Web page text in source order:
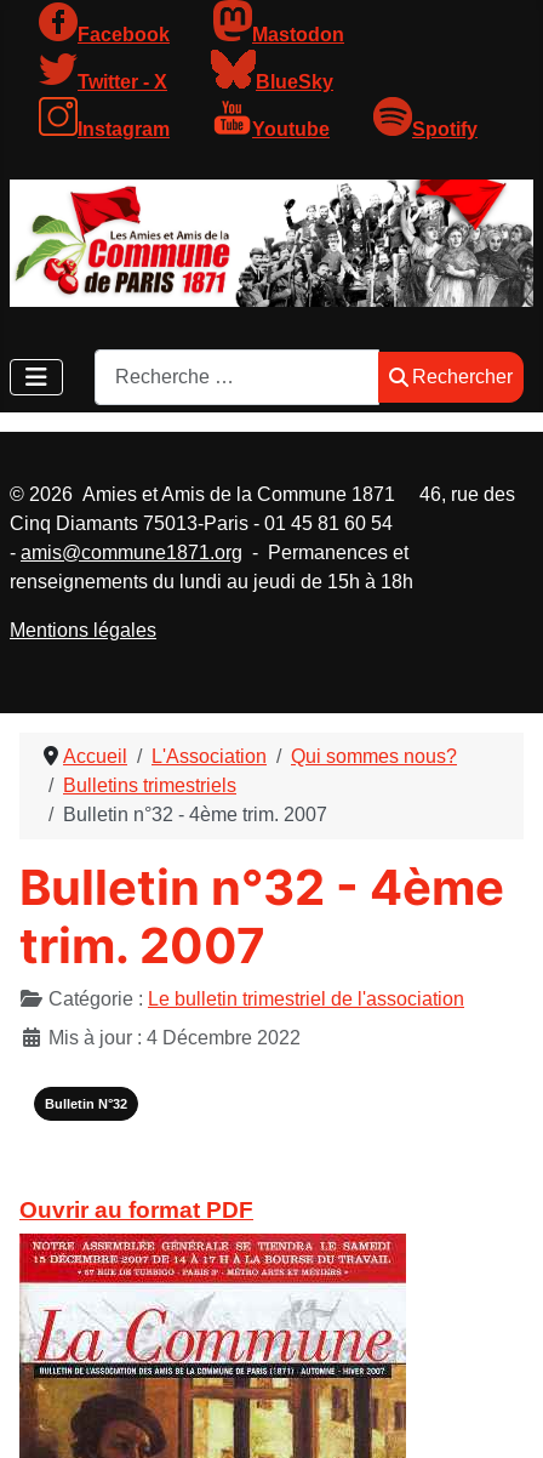
Facebook Mastodon
Twitter - X BlueSky
Instagram Youtube Spotify
Rechercher
Rechercher
Accueil L'Association
Qui sommes nous?
Bulletins trimestriels
Bulletin n°32 - 4ème trim. 2007
Bulletin n°32 - 4ème
trim. 2007
DétailsCatégorie : Le bulletin trimestriel de l'association
Mis à jour : 4 Décembre 2022
Bulletin N°32
Ouvrir au format PDF
© 2026 Amies et Amis de la Commune 1871 46, rue des
Cinq Diamants 75013-Paris - 01 45 81 60 54
- amis@commune1871.org - Permanences et
renseignements du lundi au jeudi de 15h à 18h
Mentions légales